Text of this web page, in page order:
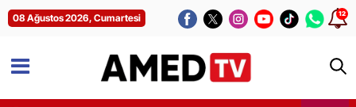
08 Ağustos 2026, Cumartesi 12